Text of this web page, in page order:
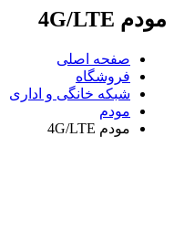
مودم 4G/LTE
صفحه اصلی
فروشگاه
شبکه خانگی و اداری
مودم
مودم 4G/LTE